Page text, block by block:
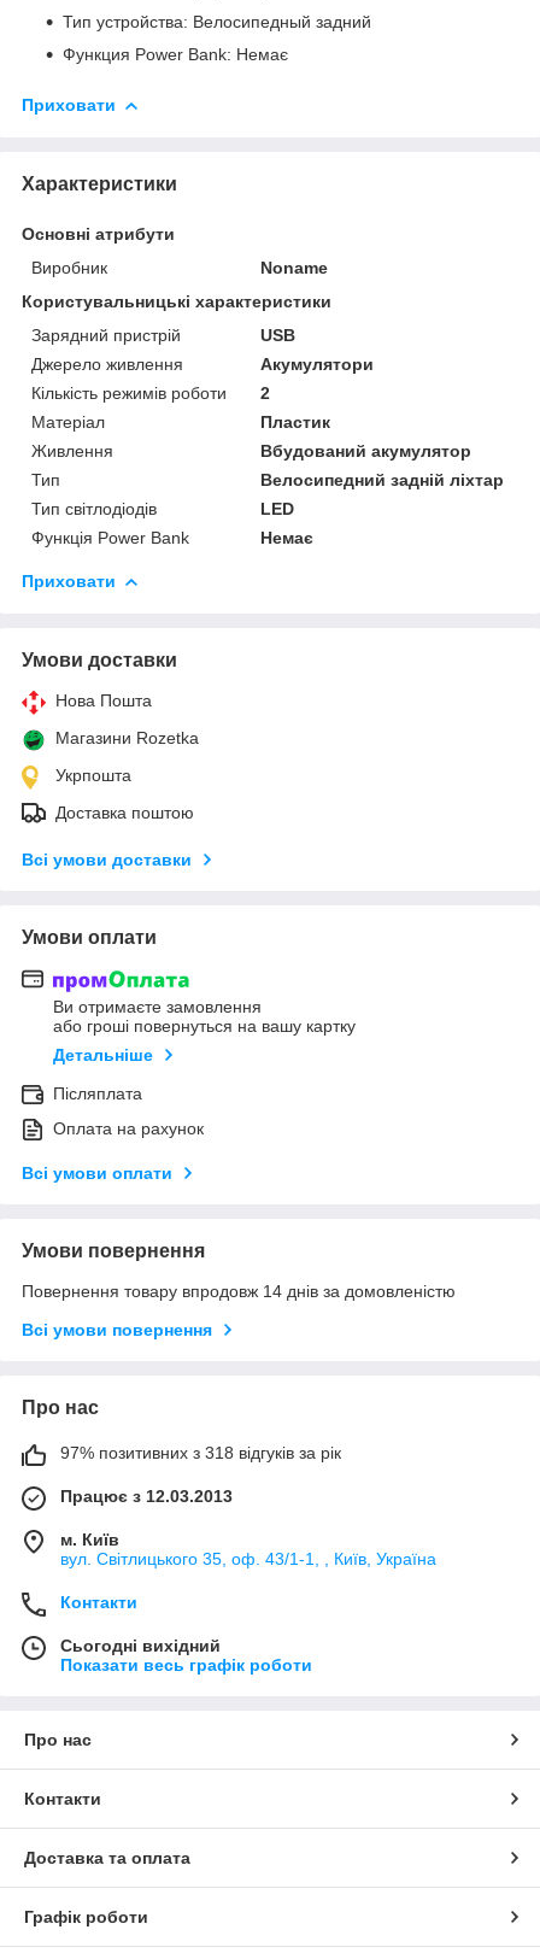
Тип устройства: Велосипедный задний
Функция Power Bank: Немає
Приховати
Характеристики
Основні атрибути
Виробник
Noname
Користувальницькі характеристики
Зарядний пристрій
USB
Джерело живлення
Акумулятори
Кількість режимів роботи
2
Матеріал
Пластик
Живлення
Вбудований акумулятор
Тип
Велосипедний задній ліхтар
Тип світлодіодів
LED
Функція Power Bank
Немає
Приховати
Умови доставки
Нова Пошта
Магазини Rozetka
Укрпошта
Доставка поштою
Всі умови доставки
Умови оплати
Ви отримаєте замовлення
або гроші повернуться на вашу картку
Детальніше
Післяплата
Оплата на рахунок
Всі умови оплати
Умови повернення
Повернення товару впродовж 14 днів за домовленістю
Всі умови повернення
Про нас
97% позитивних з 318 відгуків за рік
Працює з 12.03.2013
м. Київ
вул. Світлицького 35, оф. 43/1-1, , Київ, Україна
Контакти
Сьогодні вихідний
Показати весь графік роботи
Про нас
Контакти
Доставка та оплата
Графік роботи